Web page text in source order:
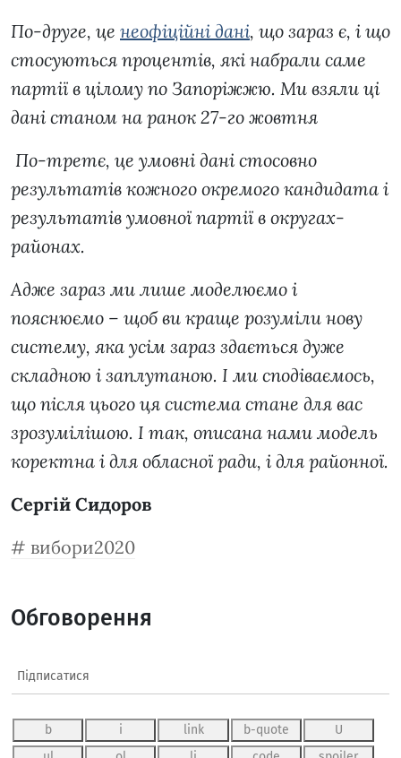
По-друге, це неофіційні дані, що зараз є, і що
стосуються процентів, які набрали саме
партії в цілому по Запоріжжю. Ми взяли ці
дані станом на ранок 27-го жовтня
По-третє, це умовні дані стосовно
результатів кожного окремого кандидата і
результатів умовної партії в округах-
районах.
Адже зараз ми лише моделюємо і
пояснюємо – щоб ви краще розуміли нову
систему, яка усім зараз здається дуже
складною і заплутаною. І ми сподіваємось,
що після цього ця система стане для вас
зрозумілішою. І так, описана нами модель
коректна і для обласної ради, і для районної.
Сергій Сидоров
вибори2020
Обговорення
Підписатися